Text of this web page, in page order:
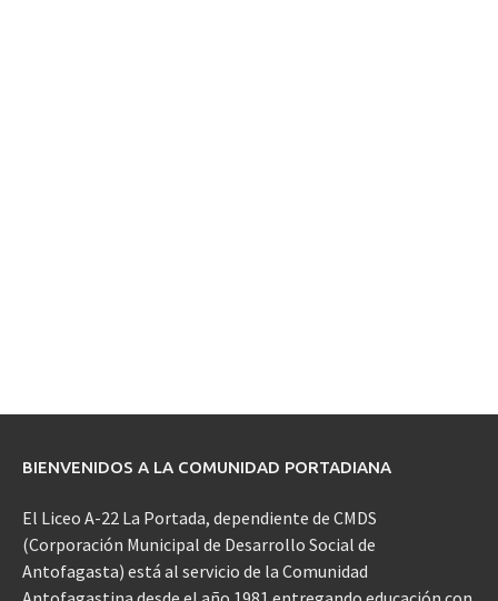
BIENVENIDOS A LA COMUNIDAD PORTADIANA
El Liceo A-22 La Portada, dependiente de CMDS
(Corporación Municipal de Desarrollo Social de
Antofagasta) está al servicio de la Comunidad